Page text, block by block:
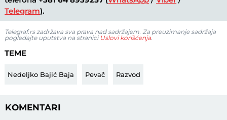
Telegram).
Telegraf.rs zadržava sva prava nad sadržajem. Za preuzimanje sadržaja
pogledajte uputstva na stranici Uslovi korišćenja.
TEME
Nedeljko Bajić Baja Pevač Razvod
KOMENTARI